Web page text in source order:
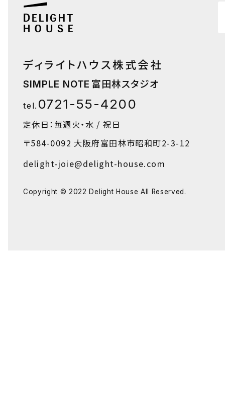
ディライトハウス株式会社
SIMPLE NOTE 富田林スタジオ
tel. 0721-55-4200
定休日：毎週火・水 / 祝日
〒584-0092 大阪府富田林市昭和町2-3-12
delight-joie@delight-house.com
Copyright © 2022 Delight House All Reserved.